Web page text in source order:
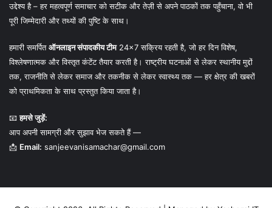
उद्देश्य है – हर महत्वपूर्ण समाचार को सटीक और तेज़ी से अपने पाठकों तक पहुँचाना, वो भी
पूरी जिम्मेदारी और तथ्यों की पुष्टि के साथ।
हमारी समर्पितऑनलाइन संपादकीय टीम24×7 सक्रिय रहती है, जो हर दिन विशेष,
विश्लेषणात्मक और विस्तृत कंटेंट तैयार करती है। राष्ट्रीय घटनाओं से लेकर स्थानीय मुद्दों
तक, राजनीति से लेकर समाज और तकनीक से लेकर स्वास्थ्य तक — हर क्षेत्र की खबरों
को प्राथमिकता के साथ प्रस्तुत किया जाता है।
📧हमसे जुड़ें:
आप अपनी सामग्री और सुझाव भेज सकते हैं —
📩 Email: sanjeevanisamachar@gmail.com